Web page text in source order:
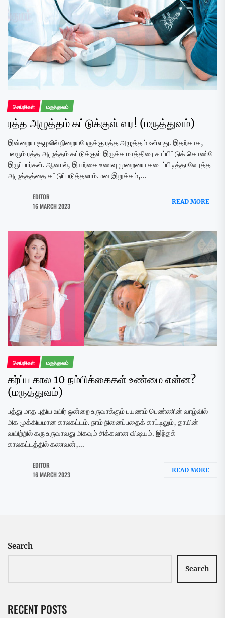
செய்திகள் மருத்துவம்
ரத்த அழுத்தம் கட்டுக்குள் வர! (மருத்துவம்)
இன்றைய சூழலில் நிறையபேருக்கு ரத்த அழுத்தம் உள்ளது. இதற்காக,
பலரும் ரத்த அழுத்தம் கட்டுக்குள் இருக்க மாத்திரை சாப்பிட்டுக் கொண்டே
இருப்பார்கள். ஆனால், இயற்கை உணவு முறையை கடைப்பிடித்தாலே ரத்த
அழுத்தத்தை கட்டுப்படுத்தலாம்.மன இறுக்கம்,...
EDITOR
16 MARCH 2023
READ MORE
செய்திகள் மருத்துவம்
கர்ப்ப கால 10 நம்பிக்கைகள் உண்மை என்ன?
(மருத்துவம்)
பத்து மாத புதிய உயிர் ஒன்றை உருவாக்கும் பயணம் பெண்ணின் வாழ்வில்
மிக முக்கியமான காலகட்டம். நாம் நினைப்பதைக் காட்டிலும், தாயின்
வயிற்றில் கரு உருவாவது மிகவும் சிக்கலான விஷயம். இந்தக்
காலகட்டத்தில் கணவன்,...
EDITOR
16 MARCH 2023
READ MORE
Search
Search
RECENT POSTS